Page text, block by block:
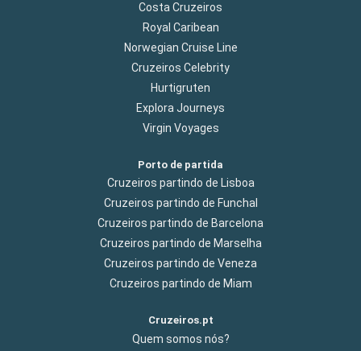
Costa Cruzeiros
Royal Caribean
Norwegian Cruise Line
Cruzeiros Celebrity
Hurtigruten
Explora Journeys
Virgin Voyages
Porto de partida
Cruzeiros partindo de Lisboa
Cruzeiros partindo de Funchal
Cruzeiros partindo de Barcelona
Cruzeiros partindo de Marselha
Cruzeiros partindo de Veneza
Cruzeiros partindo de Miam
Cruzeiros.pt
Quem somos nós?